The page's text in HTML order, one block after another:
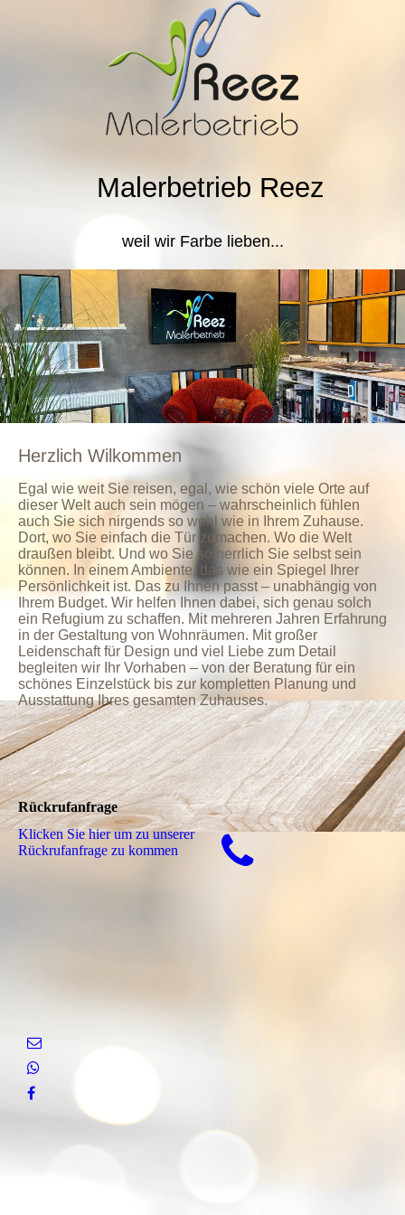
Malerbetrieb Reez
weil wir Farbe lieben...
Herzlich Wilkommen
Egal wie weit Sie reisen, egal, wie schön viele Orte auf
dieser Welt auch sein mögen – wahrscheinlich fühlen
auch Sie sich nirgends so wohl wie in Ihrem Zuhause.
Dort, wo Sie einfach die Tür zumachen. Wo die Welt
draußen bleibt. Und wo Sie so herrlich Sie selbst sein
können. In einem Ambiente, das wie ein Spiegel Ihrer
Persönlichkeit ist. Das zu Ihnen passt – unabhängig von
Ihrem Budget. Wir helfen Ihnen dabei, sich genau solch
ein Refugium zu schaffen. Mit mehreren Jahren Erfahrung
in der Gestaltung von Wohnräumen. Mit großer
Leidenschaft für Design und viel Liebe zum Detail
begleiten wir Ihr Vorhaben – von der Beratung für ein
schönes Einzelstück bis zur kompletten Planung und
Ausstattung Ihres gesamten Zuhauses.
Rückrufanfrage
Klicken Sie hier um zu unserer
Rückrufanfrage zu kommen